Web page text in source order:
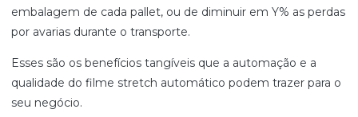
embalagem de cada pallet, ou de diminuir em Y% as perdas
por avarias durante o transporte.
Esses são os benefícios tangíveis que a automação e a
qualidade do filme stretch automático podem trazer para o
seu negócio.